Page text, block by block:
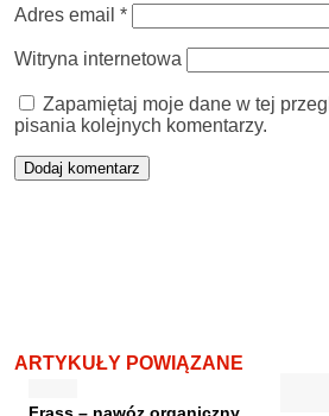
Adres email *
Witryna internetowa
Zapamiętaj moje dane w tej
pisania kolejnych komentarzy.
ARTYKUŁY POWIĄZANE